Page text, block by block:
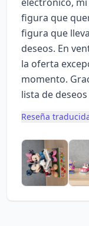
figura que
figura que
deseos. En
la oferta
momento.
lista de
Reseña